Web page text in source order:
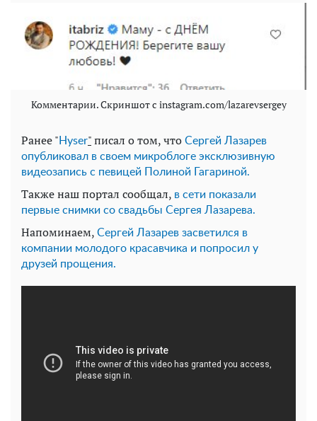
Комментарии. Скриншот с instagram.com/lazarevsergey
Ранее " Нyser"писал о том, что Сергей Лазарев
опубликовал в своем микроблоге эксклюзивную
видеозапись с певицей Полиной Гагариной.
Также наш портал сообщал, в сети показали
первые снимки со свадьбы Сергея Лазарева.
Напоминаем, Сергей Лазарев засветился в
компании молодого красавчика и попросил у
друзей прощения.